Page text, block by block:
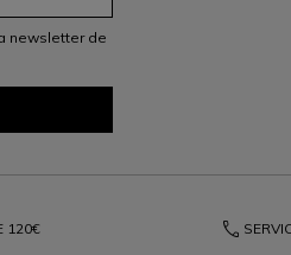
newsletter de
120€ phone